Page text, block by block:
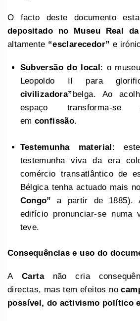
O facto deste documento
depositado no Museu Real
altamente “esclarecedor” e
Subversão do local : o
Leopoldo II para
civilizadora” belga. Ao
espaço transforma-se
em confissão.
Testemunha material:
testemunha viva da era
comércio transatlântico de
Bélgica tenha actuado mais no
Congo” a partir de 1885).
edifício pronunciar-se numa
teve.
Consequências e uso do
ACarta não cria
directas, mas tem efeitos no
possível, do activismo político